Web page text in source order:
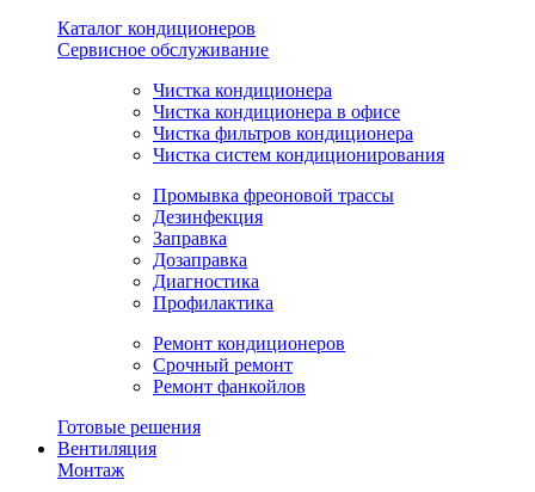
Каталог кондиционеров
Сервисное обслуживание
Чистка кондиционера
Чистка кондиционера в офисе
Чистка фильтров кондиционера
Чистка систем кондиционирования
Промывка фреоновой трассы
Дезинфекция
Заправка
Дозаправка
Диагностика
Профилактика
Ремонт кондиционеров
Срочный ремонт
Ремонт фанкойлов
Готовые решения
Вентиляция
Монтаж